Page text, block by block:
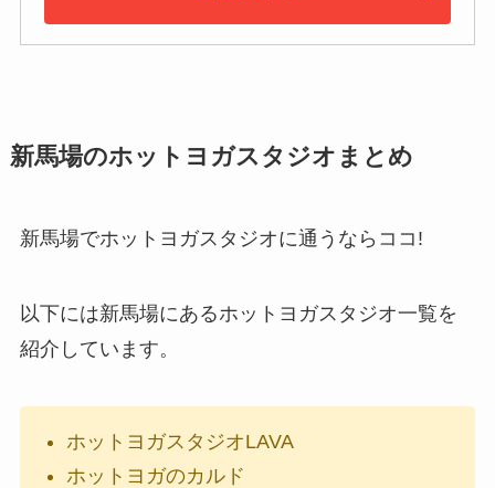
新馬場のホットヨガスタジオまとめ
新馬場でホットヨガスタジオに通うならココ!
以下には新馬場にあるホットヨガスタジオ一覧を
紹介しています。
ホットヨガスタジオLAVA
ホットヨガのカルド